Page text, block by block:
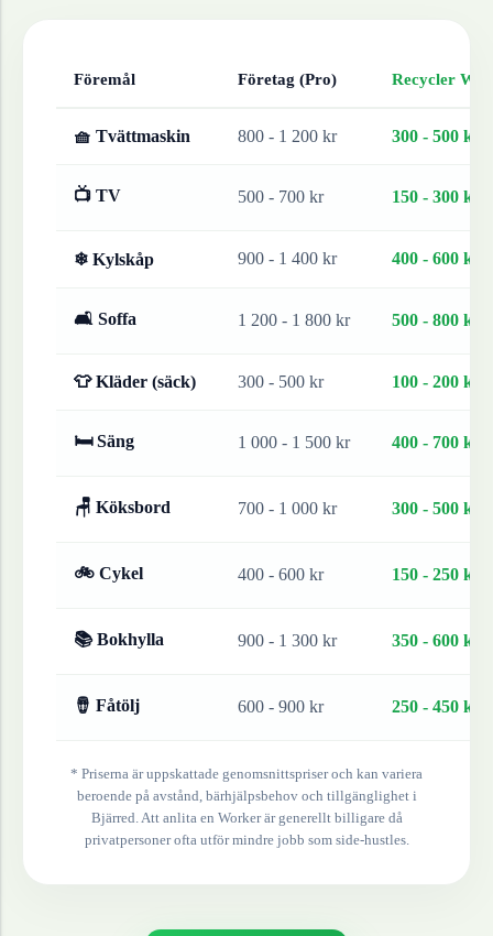
Föremål Företag (Pro) Recycler
🧺 Tvättmaskin 800 - 1 200 kr 300 - 500 kr
📺 TV 500 - 700 kr 150 - 300 kr
❄ Kylskåp 900 - 1 400 kr 400 - 600 kr
🛋 Soffa 1 200 - 1 800 kr 500 - 800 kr
👕 Kläder (säck) 300 - 500 kr 100 - 200 kr
🛏 Säng 1 000 - 1 500 kr 400 - 700 kr
🪑 Köksbord 700 - 1 000 kr 300 - 500 kr
🚲 Cykel 400 - 600 kr 150 - 250 kr
📚 Bokhylla 900 - 1 300 kr 350 - 600 kr
🪘 Fåtölj 600 - 900 kr 250 - 450 kr
* Priserna är uppskattade genomsnittspriser och kan variera
beroende på avstånd, bärhjälpsbehov och tillgänglighet i
Bjärred. Att anlita en Worker är generellt billigare då
privatpersoner ofta utför mindre jobb som side-hustles.